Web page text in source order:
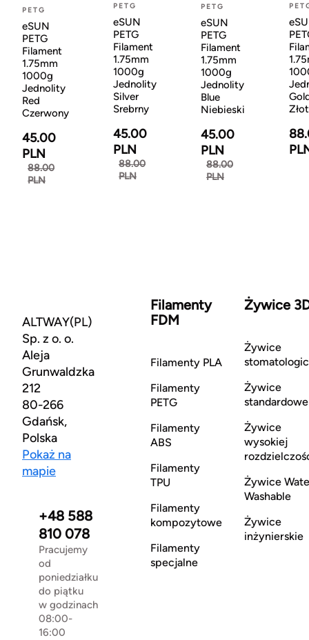
PETG
eSUN
PETG
Filament
1.75mm
1000g
Jednolity
Red
Czerwony
45.00
PLN
88.00
PLN
PETG
eSUN
PETG
Filament
1.75mm
1000g
Jednolity
Silver
Srebrny
45.00
PLN
88.00
PLN
PETG
eSUN
PETG
Filament
1.75mm
1000g
Jednolity
Blue
Niebieski
45.00
PLN
88.00
PLN
ALTWAY(PL)
Sp. z o. o.
Aleja
Grunwaldzka
212
80-266
Gdańsk,
Polska
Pokaż na
mapie
+48 588
810 078
Pracujemy
od
poniedziałku
do piątku
w godzinach
08:00-
16:00
Filamenty
FDM
Filamenty PLA
Filamenty
PETG
Filamenty
ABS
Filamenty
TPU
Filamenty
kompozytowe
Filamenty
specjalne
Żywice
Żywice
Żywice
standardowe
Żywice
wysokiej
Żywice
Washable
Żywice
inżynierskie